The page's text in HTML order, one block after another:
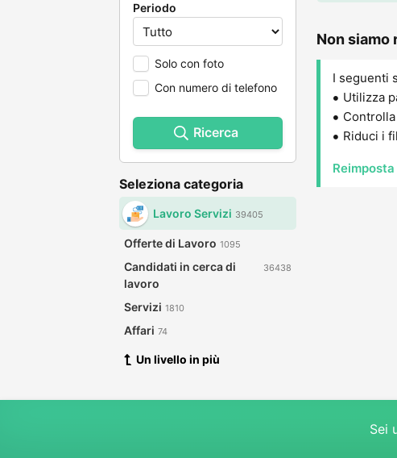
Periodo
Solo con foto
Con numero di telefono
Ricerca
Seleziona categoria
Lavoro Servizi 39405
Offerte di Lavoro 1095
Candidati in cerca di
lavoro
36438
Servizi 1810
Affari 74
Un livello in più
Non siamo
I seguenti
Utilizza
Riduci i
Sei